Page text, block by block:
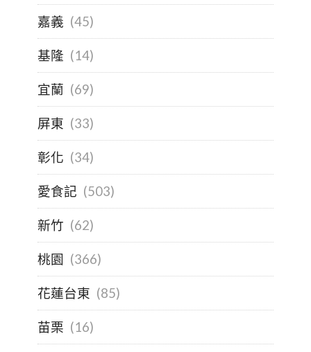
嘉義 (45)
基隆 (14)
宜蘭 (69)
屏東 (33)
彰化 (34)
愛食記 (503)
新竹 (62)
桃園 (366)
花蓮台東 (85)
苗栗 (16)